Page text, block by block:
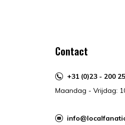
Contact
+31 (0)23 - 200
Maandag - Vrijdag: